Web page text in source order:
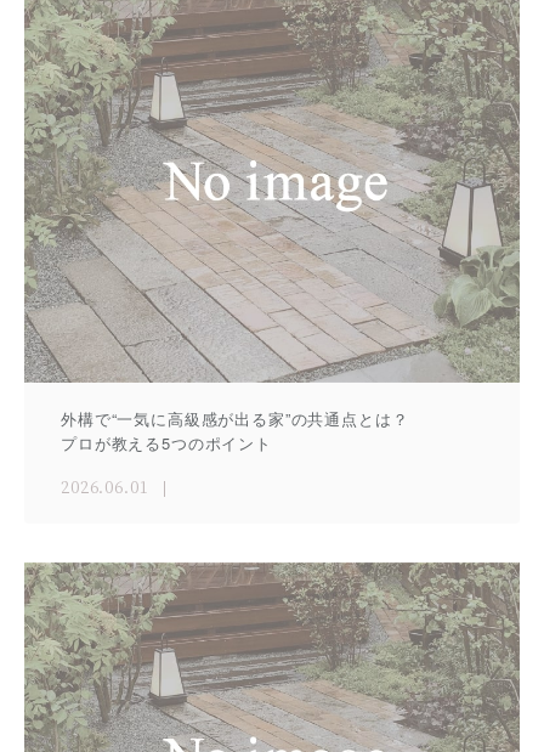
外構で“一気に高級感が出る家”の共通点とは？
プロが教える5つのポイント
2026.06.01